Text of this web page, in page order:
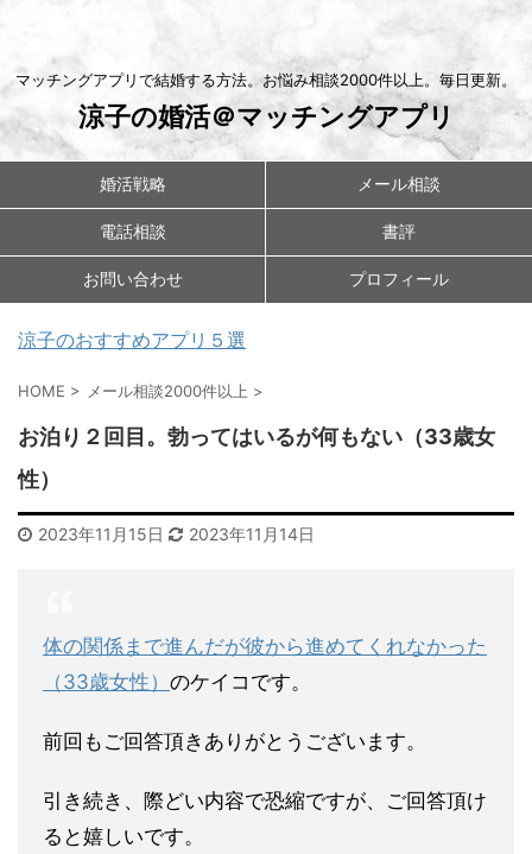
マッチングアプリで結婚する方法。お悩み相談2000件以上。毎日更新。
涼子の婚活＠マッチングアプリ
婚活戦略 メール相談
電話相談 書評
お問い合わせ プロフィール
涼子のおすすめアプリ５選
HOME > メール相談2000件以上 >
お泊り２回目。勃ってはいるが何もない（33歳女
性）
2023年11月15日 2023年11月14日
体の関係まで進んだが彼から進めてくれなかった
（33歳女性） のケイコです。
前回もご回答頂きありがとうございます。
引き続き、際どい内容で恐縮ですが、ご回答頂け
ると嬉しいです。